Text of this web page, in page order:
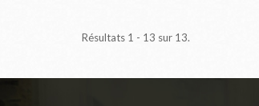
Résultats 1 - 13 sur 13.